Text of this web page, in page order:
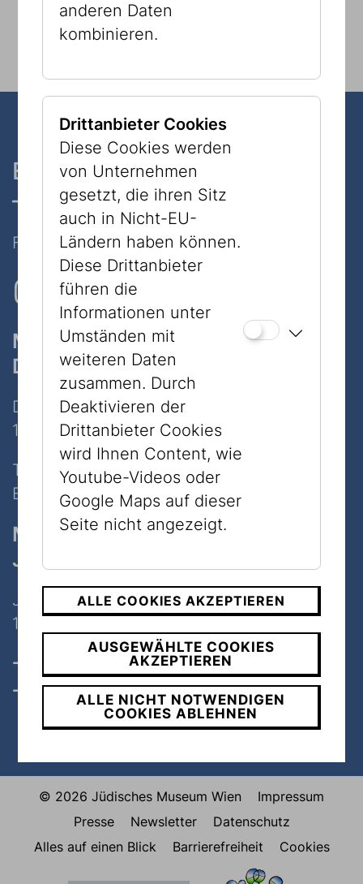
UNSERE BANKDATEN IN ÖSTERREICH
Ein Museum, zwei Standorte
– nur 7 Minuten zu Fuß
Folgen Sie uns auf Social Media
Museum
Dorotheergasse
Dorotheergasse 11
1010 Wien
Tel:
+43 1 535 04 31
E-Mail:info@jmw.at
Museum
Judenplatz
Judenplatz 8
1010 Wien
Öffnungszeiten, Tickets & Preise
Kontakt
© 2026 Jüdisches Museum Wien
Impressum
Presse
Newsletter
Datenschutz
Alles auf einen Blick
Barrierefreiheit Cookies
anderen Daten
kombinieren.
Drittanbieter Cookies
Diese Cookies werden
von Unternehmen
gesetzt, die ihren Sitz
auch in Nicht-EU-
Ländern haben können.
Diese Drittanbieter
führen die
Informationen unter
Umständen mit
weiteren Daten
zusammen. Durch
Deaktivieren der
Drittanbieter Cookies
wird Ihnen Content, wie
Youtube-Videos oder
Google Maps auf dieser
Seite nicht angezeigt.
ALLE COOKIES AKZEPTIEREN
AUSGEWÄHLTE COOKIES
AKZEPTIEREN
ALLE NICHT NOTWENDIGEN
COOKIES ABLEHNEN